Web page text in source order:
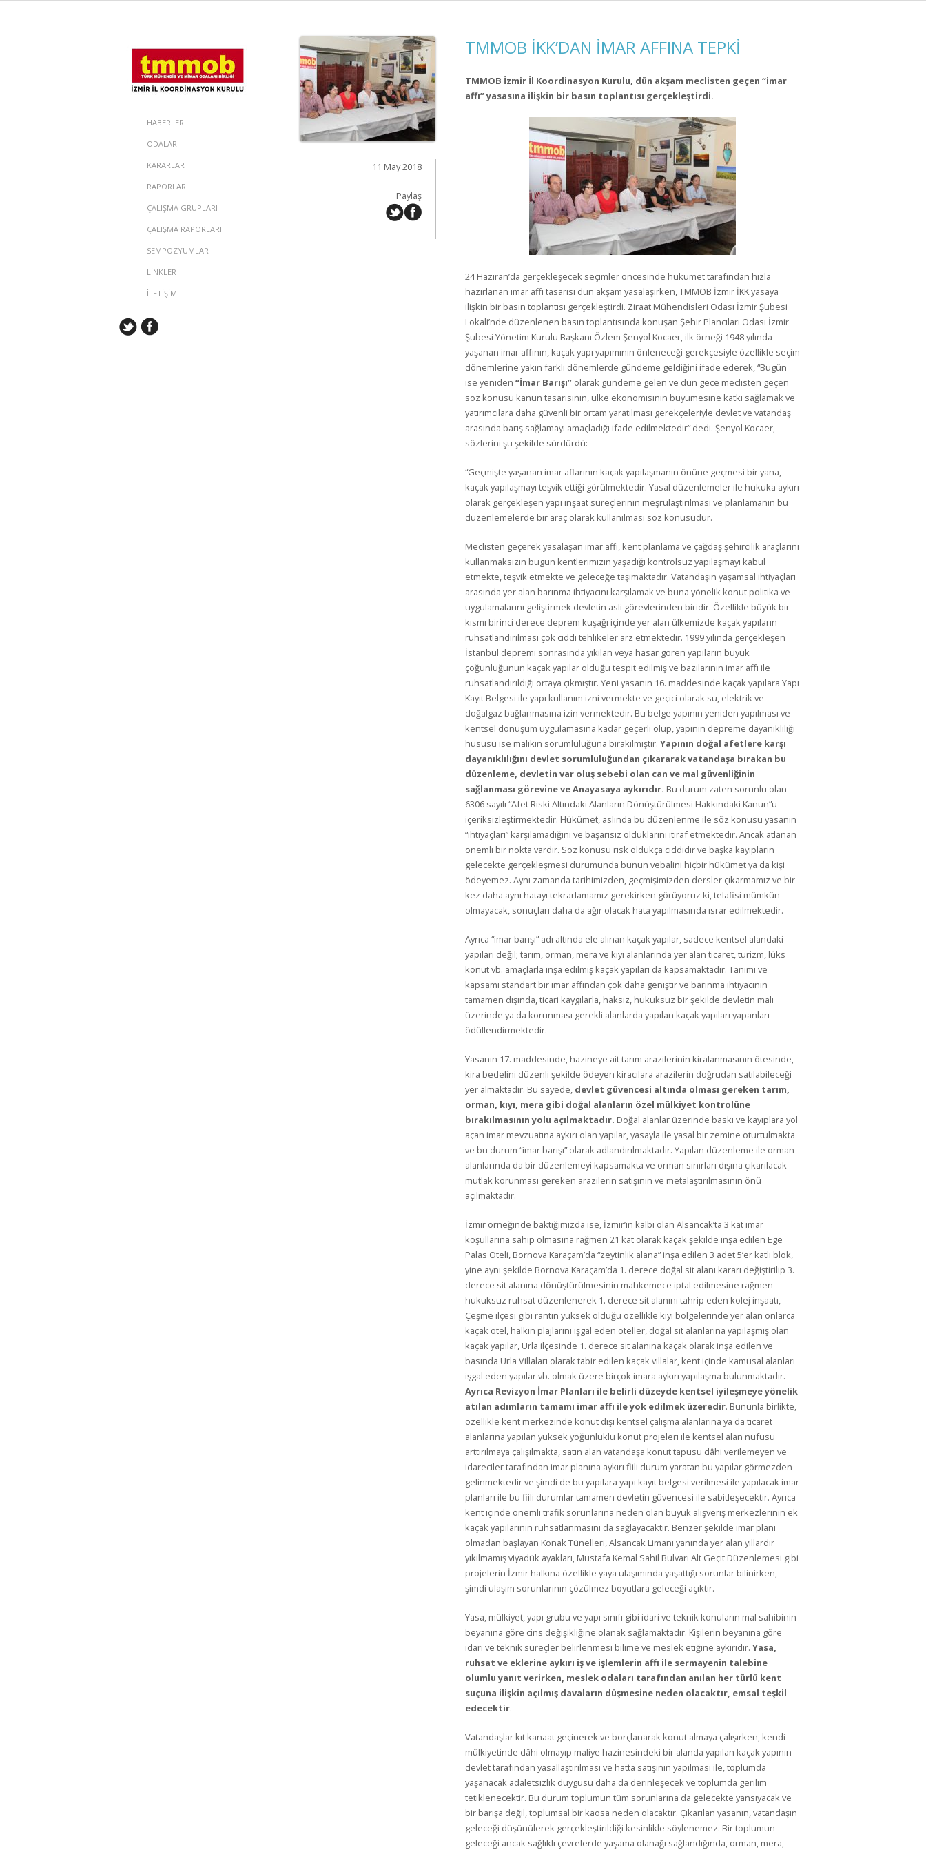
HABERLER
ODALAR
KARARLAR
RAPORLAR
ÇALIŞMA GRUPLARI
ÇALIŞMA RAPORLARI
SEMPOZYUMLAR
LİNKLER
İLETİŞİM
11 May 2018
Paylaş
TMMOB İKK’DAN İMAR AFFINA TEPKİ
TMMOB İzmir İl Koordinasyon Kurulu, dün akşam meclisten geçen “imar
affı” yasasına ilişkin bir basın toplantısı gerçekleştirdi.
24 Haziran’da gerçekleşecek seçimler öncesinde hükümet tarafından hızla
hazırlanan imar affı tasarısı dün akşam yasalaşırken, TMMOB İzmir İKK yasaya
ilişkin bir basın toplantısı gerçekleştirdi. Ziraat Mühendisleri Odası İzmir Şubesi
Lokali’nde düzenlenen basın toplantısında konuşan Şehir Plancıları Odası İzmir
Şubesi Yönetim Kurulu Başkanı Özlem Şenyol Kocaer, ilk örneği 1948 yılında
yaşanan imar affının, kaçak yapı yapımının önleneceği gerekçesiyle özellikle seçim
dönemlerine yakın farklı dönemlerde gündeme geldiğini ifade ederek, “Bugün
ise yeniden “İmar Barışı” olarak gündeme gelen ve dün gece meclisten geçen
söz konusu kanun tasarısının, ülke ekonomisinin büyümesine katkı sağlamak ve
yatırımcılara daha güvenli bir ortam yaratılması gerekçeleriyle devlet ve vatandaş
arasında barış sağlamayı amaçladığı ifade edilmektedir” dedi. Şenyol Kocaer,
sözlerini şu şekilde sürdürdü:
“Geçmişte yaşanan imar aflarının kaçak yapılaşmanın önüne geçmesi bir yana,
kaçak yapılaşmayı teşvik ettiği görülmektedir. Yasal düzenlemeler ile hukuka aykırı
olarak gerçekleşen yapı inşaat süreçlerinin meşrulaştırılması ve planlamanın bu
düzenlemelerde bir araç olarak kullanılması söz konusudur.
Meclisten geçerek yasalaşan imar affı, kent planlama ve çağdaş şehircilik araçlarını
kullanmaksızın bugün kentlerimizin yaşadığı kontrolsüz yapılaşmayı kabul
etmekte, teşvik etmekte ve geleceğe taşımaktadır. Vatandaşın yaşamsal ihtiyaçları
arasında yer alan barınma ihtiyacını karşılamak ve buna yönelik konut politika ve
uygulamalarını geliştirmek devletin asli görevlerinden biridir. Özellikle büyük bir
kısmı birinci derece deprem kuşağı içinde yer alan ülkemizde kaçak yapıların
ruhsatlandırılması çok ciddi tehlikeler arz etmektedir. 1999 yılında gerçekleşen
İstanbul depremi sonrasında yıkılan veya hasar gören yapıların büyük
çoğunluğunun kaçak yapılar olduğu tespit edilmiş ve bazılarının imar affı ile
ruhsatlandırıldığı ortaya çıkmıştır. Yeni yasanın 16. maddesinde kaçak yapılara Yapı
Kayıt Belgesi ile yapı kullanım izni vermekte ve geçici olarak su, elektrik ve
doğalgaz bağlanmasına izin vermektedir. Bu belge yapının yeniden yapılması ve
kentsel dönüşüm uygulamasına kadar geçerli olup, yapının depreme dayanıklılığı
hususu ise malikin sorumluluğuna bırakılmıştır. Yapının doğal afetlere karşı
dayanıklılığını devlet sorumluluğundan çıkararak vatandaşa bırakan bu
düzenleme, devletin var oluş sebebi olan can ve mal güvenliğinin
sağlanması görevine ve Anayasaya aykırıdır. Bu durum zaten sorunlu olan
6306 sayılı “Afet Riski Altındaki Alanların Dönüştürülmesi Hakkındaki Kanun”u
içeriksizleştirmektedir. Hükümet, aslında bu düzenlenme ile söz konusu yasanın
“ihtiyaçları” karşılamadığını ve başarısız olduklarını itiraf etmektedir. Ancak atlanan
önemli bir nokta vardır. Söz konusu risk oldukça ciddidir ve başka kayıpların
gelecekte gerçekleşmesi durumunda bunun vebalini hiçbir hükümet ya da kişi
ödeyemez. Aynı zamanda tarihimizden, geçmişimizden dersler çıkarmamız ve bir
kez daha aynı hatayı tekrarlamamız gerekirken görüyoruz ki, telafisi mümkün
olmayacak, sonuçları daha da ağır olacak hata yapılmasında ısrar edilmektedir.
Ayrıca “imar barışı” adı altında ele alınan kaçak yapılar, sadece kentsel alandaki
yapıları değil; tarım, orman, mera ve kıyı alanlarında yer alan ticaret, turizm, lüks
konut vb. amaçlarla inşa edilmiş kaçak yapıları da kapsamaktadır. Tanımı ve
kapsamı standart bir imar affından çok daha geniştir ve barınma ihtiyacının
tamamen dışında, ticari kaygılarla, haksız, hukuksuz bir şekilde devletin malı
üzerinde ya da korunması gerekli alanlarda yapılan kaçak yapıları yapanları
ödüllendirmektedir.
Yasanın 17. maddesinde, hazineye ait tarım arazilerinin kiralanmasının ötesinde,
kira bedelini düzenli şekilde ödeyen kiracılara arazilerin doğrudan satılabileceği
yer almaktadır. Bu sayede, devlet güvencesi altında olması gereken tarım,
orman, kıyı, mera gibi doğal alanların özel mülkiyet kontrolüne
bırakılmasının yolu açılmaktadır. Doğal alanlar üzerinde baskı ve kayıplara yol
açan imar mevzuatına aykırı olan yapılar, yasayla ile yasal bir zemine oturtulmakta
ve bu durum “imar barışı” olarak adlandırılmaktadır. Yapılan düzenleme ile orman
alanlarında da bir düzenlemeyi kapsamakta ve orman sınırları dışına çıkarılacak
mutlak korunması gereken arazilerin satışının ve metalaştırılmasının önü
açılmaktadır.
İzmir örneğinde baktığımızda ise, İzmir’in kalbi olan Alsancak’ta 3 kat imar
koşullarına sahip olmasına rağmen 21 kat olarak kaçak şekilde inşa edilen Ege
Palas Oteli, Bornova Karaçam’da “zeytinlik alana” inşa edilen 3 adet 5’er katlı blok,
yine aynı şekilde Bornova Karaçam’da 1. derece doğal sit alanı kararı değiştirilip 3.
derece sit alanına dönüştürülmesinin mahkemece iptal edilmesine rağmen
hukuksuz ruhsat düzenlenerek 1. derece sit alanını tahrip eden kolej inşaatı,
Çeşme ilçesi gibi rantın yüksek olduğu özellikle kıyı bölgelerinde yer alan onlarca
kaçak otel, halkın plajlarını işgal eden oteller, doğal sit alanlarına yapılaşmış olan
kaçak yapılar, Urla ilçesinde 1. derece sit alanına kaçak olarak inşa edilen ve
basında Urla Villaları olarak tabir edilen kaçak villalar, kent içinde kamusal alanları
işgal eden yapılar vb. olmak üzere birçok imara aykırı yapılaşma bulunmaktadır.
Ayrıca Revizyon İmar Planları ile belirli düzeyde kentsel iyileşmeye yönelik
atılan adımların tamamı imar affı ile yok edilmek üzeredir. Bununla birlikte,
özellikle kent merkezinde konut dışı kentsel çalışma alanlarına ya da ticaret
alanlarına yapılan yüksek yoğunluklu konut projeleri ile kentsel alan nüfusu
arttırılmaya çalışılmakta, satın alan vatandaşa konut tapusu dâhi verilemeyen ve
idareciler tarafından imar planına aykırı fiili durum yaratan bu yapılar görmezden
gelinmektedir ve şimdi de bu yapılara yapı kayıt belgesi verilmesi ile yapılacak imar
planları ile bu fiili durumlar tamamen devletin güvencesi ile sabitleşecektir. Ayrıca
kent içinde önemli trafik sorunlarına neden olan büyük alışveriş merkezlerinin ek
kaçak yapılarının ruhsatlanmasını da sağlayacaktır. Benzer şekilde imar planı
olmadan başlayan Konak Tünelleri, Alsancak Limanı yanında yer alan yıllardır
yıkılmamış viyadük ayakları, Mustafa Kemal Sahil Bulvarı Alt Geçit Düzenlemesi gibi
projelerin İzmir halkına özellikle yaya ulaşımında yaşattığı sorunlar bilinirken,
şimdi ulaşım sorunlarının çözülmez boyutlara geleceği açıktır.
Yasa, mülkiyet, yapı grubu ve yapı sınıfı gibi idari ve teknik konuların mal sahibinin
beyanına göre cins değişikliğine olanak sağlamaktadır. Kişilerin beyanına göre
idari ve teknik süreçler belirlenmesi bilime ve meslek etiğine aykırıdır. Yasa,
ruhsat ve eklerine aykırı iş ve işlemlerin affı ile sermayenin talebine
olumlu yanıt verirken, meslek odaları tarafından anılan her türlü kent
suçuna ilişkin açılmış davaların düşmesine neden olacaktır, emsal teşkil
edecektir.
Vatandaşlar kıt kanaat geçinerek ve borçlanarak konut almaya çalışırken, kendi
mülkiyetinde dâhi olmayıp maliye hazinesindeki bir alanda yapılan kaçak yapının
devlet tarafından yasallaştırılması ve hatta satışının yapılması ile, toplumda
yaşanacak adaletsizlik duygusu daha da derinleşecek ve toplumda gerilim
tetiklenecektir. Bu durum toplumun tüm sorunlarına da gelecekte yansıyacak ve
bir barışa değil, toplumsal bir kaosa neden olacaktır. Çıkarılan yasanın, vatandaşın
geleceği düşünülerek gerçekleştirildiği kesinlikle söylenemez. Bir toplumun
geleceği ancak sağlıklı çevrelerde yaşama olanağı sağlandığında, orman, mera,